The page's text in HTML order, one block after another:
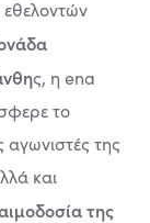
ς, η ena
το
της
και
της